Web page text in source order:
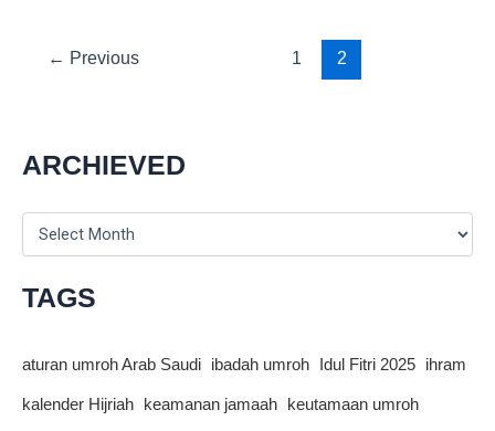
Umroh
Spiritual
← Previous 1 2
ARCHIEVED
h
TAGS
aturan umroh Arab Saudi ibadah umroh Idul Fitri 2025 ihram
kalender Hijriah keamanan jamaah keutamaan umroh